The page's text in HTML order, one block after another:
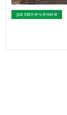
развлечения